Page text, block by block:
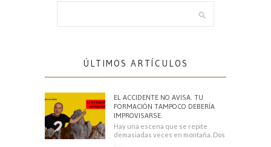
ÚLTIMOS ARTÍCULOS
EL ACCIDENTE NO AVISA. TU
FORMACIÓN TAMPOCO DEBERÍA
IMPROVISARSE.
Hay una escena que se repite
demasiadas veces en montaña. Dos